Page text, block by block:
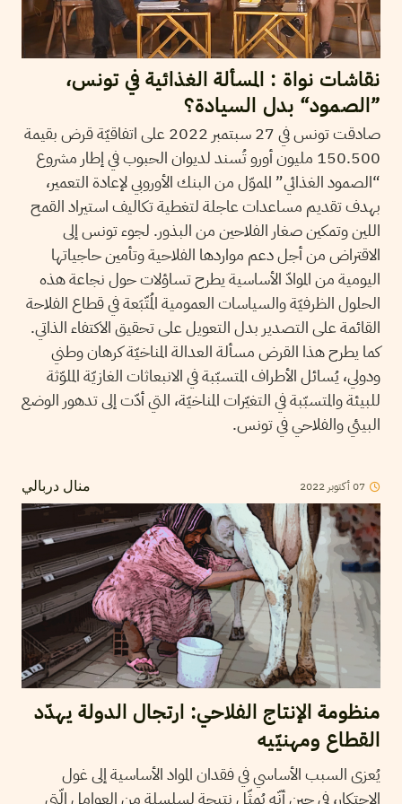
نقاشات نواة : المسألة الغذائية في تونس،
”الصمود“ بدل السيادة؟
صادقت تونس في 27 سبتمبر 2022 على اتفاقيّة قرض بقيمة
150.500 مليون أورو تُسند لديوان الحبوب في إطار مشروع
“الصمود الغذائي” المموّل من البنك الأوروبي لإعادة التعمير،
بهدف تقديم مساعدات عاجلة لتغطية تكاليف استيراد القمح
اللين وتمكين صغار الفلاحين من البذور. لجوء تونس إلى
الاقتراض من أجل دعم مواردها الفلاحية وتأمين حاجياتها
اليومية من الموادّ الأساسية يطرح تساؤلات حول نجاعة هذه
الحلول الظرفيّة والسياسات العمومية المُتّبَعة في قطاع الفلاحة
القائمة على التصدير بدل التعويل على تحقيق الاكتفاء الذاتي.
كما يطرح هذا القرض مسألة العدالة المناخيّة كرهان وطني
ودولي، يُسائل الأطراف المتسبّبة في الانبعاثات الغازيّة الملوّثة
للبيئة والمتسبّبة في التغيّرات المناخيّة، التي أدّت إلى تدهور الوضع
البيئي والفلاحي في تونس.
منال دربالي 07أكتوبر 2022
منظومة الإنتاج الفلاحي: ارتجال الدولة يهدّد
القطاع ومهنيّيه
يُعزى السبب الأساسي في فقدان المواد الأساسية إلى غول
الاحتكار، في حين أنّه يُمثّل نتيجة لسلسلة من العوامل الّتي